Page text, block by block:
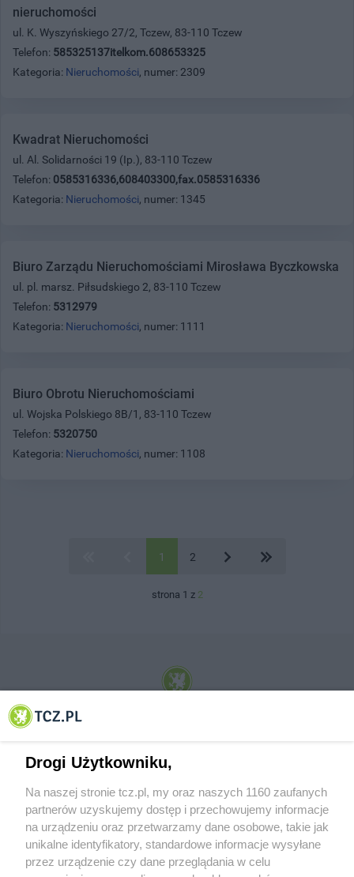
nieruchomości
ul. K. Wyszyńskiego 27/2, Tczew, 83-110 Tczew
Telefon: 585325137itelkom.608653325
Kategoria: Nieruchomości, numer: 2309
Kwadrat Nieruchomości
ul. Al. Solidarności 19 (Ip.), 83-110 Tczew
Telefon: 0585316336,608403300,fax.0585316336
Kategoria: Nieruchomości, numer: 1345
Biuro Zarządu Nieruchomościami Mirosława Byczkowska
ul. pl. marsz. Piłsudskiego 2, 83-110 Tczew
Telefon: 5312979
Kategoria: Nieruchomości, numer: 1111
Biuro Obrotu Nieruchomościami
ul. Wojska Polskiego 8B/1, 83-110 Tczew
Telefon: 5320750
Kategoria: Nieruchomości, numer: 1108
1 2
strona 1 z 2
© 2001-2026 Tczew - TCZ.PL Sp. z o.o. Internetowy Serwis Informacyjny Miasta
Drogi Użytkowniku,
Na naszej stronie tcz.pl, my oraz naszych 1160 zaufanych
partnerów uzyskujemy dostęp i przechowujemy informacje
na urządzeniu oraz przetwarzamy dane osobowe, takie jak
unikalne identyfikatory, standardowe informacje wysyłane
przez urządzenie czy dane przeglądania w celu